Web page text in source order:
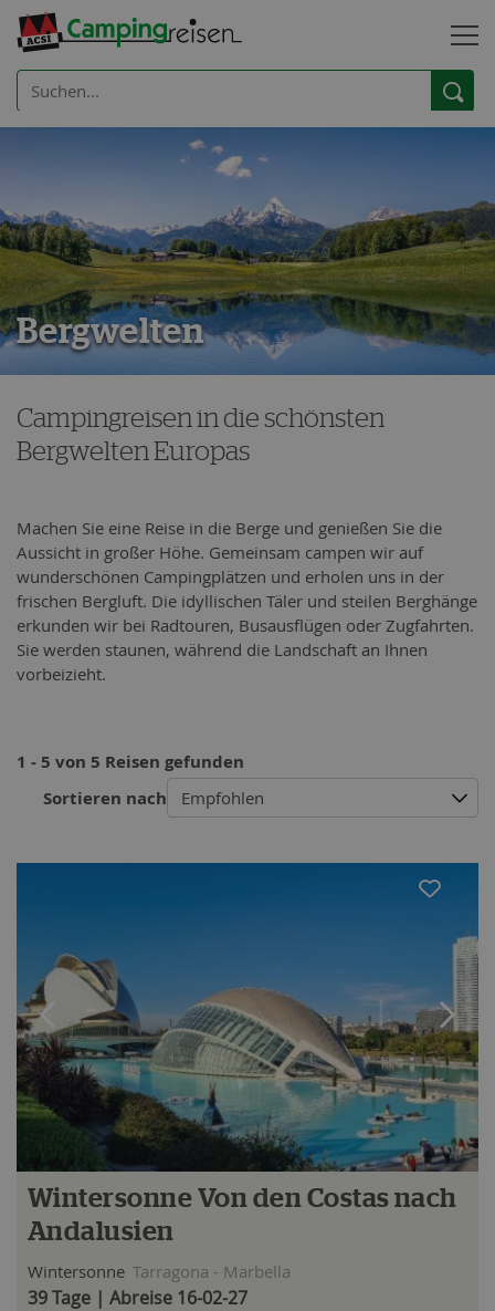
Bergwelten
Campingreisen in die schönsten
Bergwelten Europas
Machen Sie eine Reise in die Berge und genießen Sie die
Aussicht in großer Höhe. Gemeinsam campen wir auf
wunderschönen Campingplätzen und erholen uns in der
frischen Bergluft. Die idyllischen Täler und steilen Berghänge
erkunden wir bei Radtouren, Busausflügen oder Zugfahrten.
Sie werden staunen, während die Landschaft an Ihnen
vorbeizieht.
1 - 5 von 5 Reisen gefunden
Sortieren nach
Empfohlen
Wintersonne Von den Costas nach
Andalusien
Wintersonne Tarragona - Marbella
39 Tage | Abreise 16-02-27